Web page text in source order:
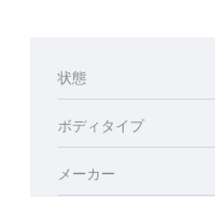
状態
ボディタイプ
メーカー